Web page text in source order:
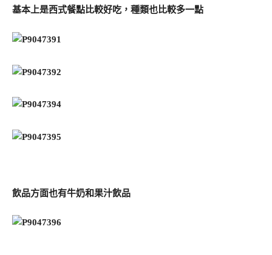
基本上是西式餐點比較好吃，種類也比較多一點
飲品方面也有牛奶和果汁飲品